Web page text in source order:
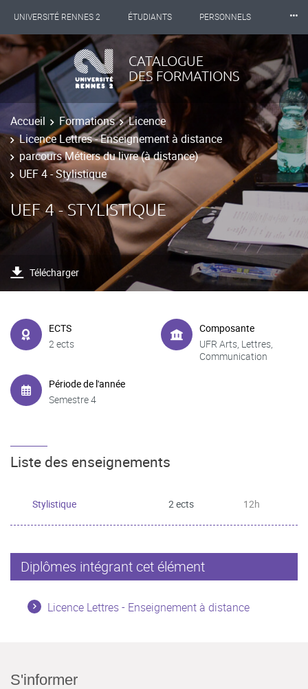
UNIVERSITÉ RENNES 2 ÉTUDIANTS PERSONNELS
INTERNATIONAL PROFESSIONNELS BIBLIOTHÈQUES
LES NOUVELLES DE RENNES 2
⸱⸱⸱
CATALOGUE
DES FORMATIONS
Accueil Formations
Licence
Licence Lettres - Enseignement à distance
parcours Métiers du livre (à distance)
UEF 4 - Stylistique
UEF 4 - STYLISTIQUE
Télécharger
ECTS
2 ects
Composante
UFR Arts, Lettres,
Communication
Période de l'année
Semestre 4
Liste des enseignements
Stylistique 2 ects 12h
Diplômes intégrant cet élément
Licence Lettres - Enseignement à distance
S'informer